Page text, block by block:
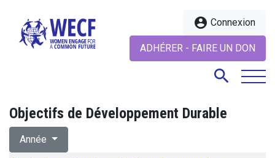
account_circle Connexion
ADHÉRER - FAIRE UN DON
search
Objectifs de Développement Durable
Année